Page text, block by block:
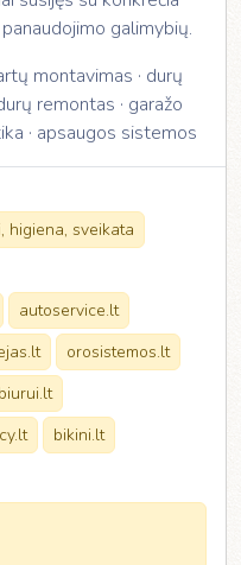
galimybių.
montavimas · durų
remontas · garažo
· apsaugos sistemos
higiena, sveikata
autoservice.lt
orosistemos.lt
bikini.lt